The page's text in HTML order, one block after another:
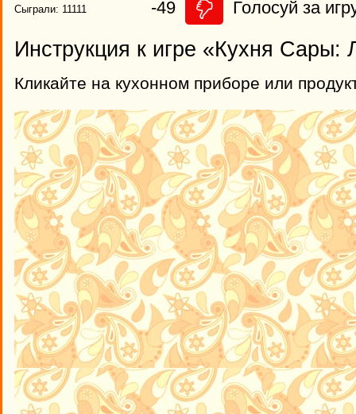
Сыграли: 11111 -49 Голосуй за
Инструкция к игре «Кухня Сары:
Кликайте на кухонном приборе или